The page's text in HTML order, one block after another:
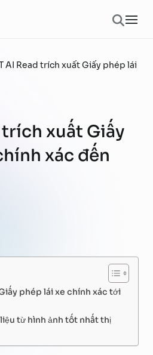
AI Read trích xuất Giấy phép lái
trích xuất Giấy
xác đến
phép lái xe chính xác tới
từ hình ảnh tốt nhất thị